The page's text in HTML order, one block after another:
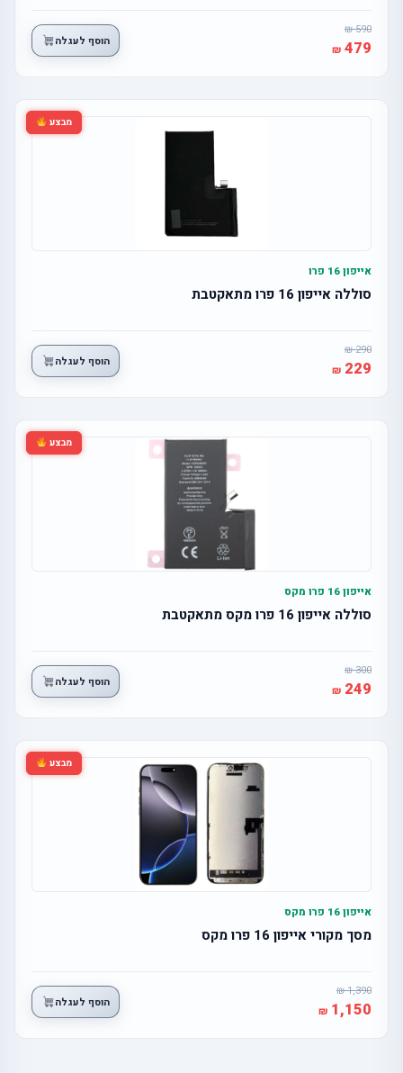
590
479 הוסף לעגלה
מבצע
אייפון 16 פרו
סוללה אייפון 16 פרו מתאקטבת
290
229 הוסף לעגלה
מבצע
אייפון 16 פרו מקס
סוללה אייפון 16 פרו מקס מתאקטבת
300
249 הוסף לעגלה
מבצע
אייפון 16 פרו מקס
מסך מקורי אייפון 16 פרו מקס
1,390
1,150 הוסף לעגלה